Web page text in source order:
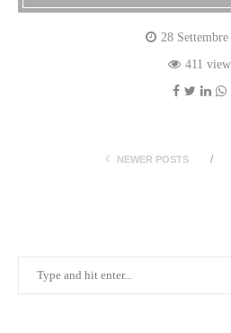
28 Settembre
411
NEWER POSTS